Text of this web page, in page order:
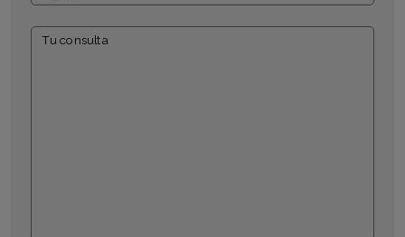
Tu consulta